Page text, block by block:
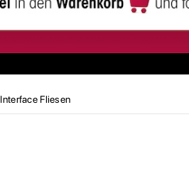
Interface Fliesen